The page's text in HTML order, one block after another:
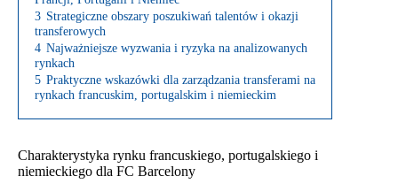
3 Strategiczne obszary poszukiwań talentów i okazji
transferowych
4 Najważniejsze wyzwania i ryzyka na analizowanych
rynkach
5 Praktyczne wskazówki dla zarządzania transferami na
rynkach francuskim, portugalskim i niemieckim
Charakterystyka rynku francuskiego, portugalskiego i
niemieckiego dla FC Barcelony